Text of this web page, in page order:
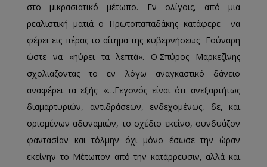
στο μικρασιατικό μέτωπο. Εν ολίγοις, από μια
ρεαλιστική ματιά ο Πρωτοπαπαδάκης κατάφερε να
φέρει εις πέρας το αίτημα της κυβερνήσεως Γούναρη
ώστε να «ηύρει τα λεπτά». Ο Σπύρος Μαρκεζίνης
σχολιάζοντας το εν λόγω αναγκαστικό δάνειο
αναφέρει τα εξής: «…Γεγονός είναι ότι ανεξαρτήτως
διαμαρτυριών, αντιδράσεων, ενδεχομένως, δε, και
ορισμένων αδυναμιών, το σχέδιο εκείνο, συνδυάζον
φαντασίαν και τόλμην όχι μόνο έσωσε την ώραν
εκείνην το Μέτωπον από την κατάρρευσιν, αλλά και